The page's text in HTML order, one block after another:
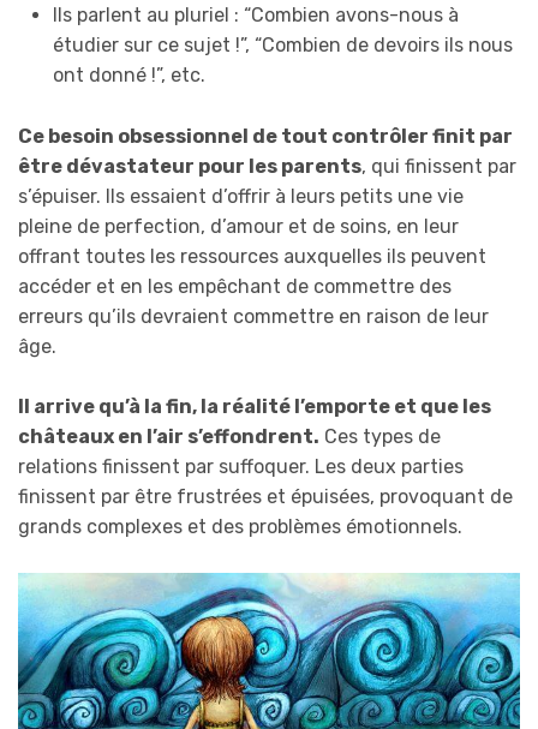
Ils parlent au pluriel : “Combien avons-nous à
étudier sur ce sujet !”, “Combien de devoirs ils nous
ont donné !”, etc.
Ce besoin obsessionnel de tout contrôler finit par
être dévastateur pour les parents, qui finissent par
s’épuiser. Ils essaient d’offrir à leurs petits une vie
pleine de perfection, d’amour et de soins, en leur
offrant toutes les ressources auxquelles ils peuvent
accéder et en les empêchant de commettre des
erreurs qu’ils devraient commettre en raison de leur
âge.
Il arrive qu’à la fin, la réalité l’emporte et que les
châteaux en l’air s’effondrent. Ces types de
relations finissent par suffoquer. Les deux parties
finissent par être frustrées et épuisées, provoquant de
grands complexes et des problèmes émotionnels.